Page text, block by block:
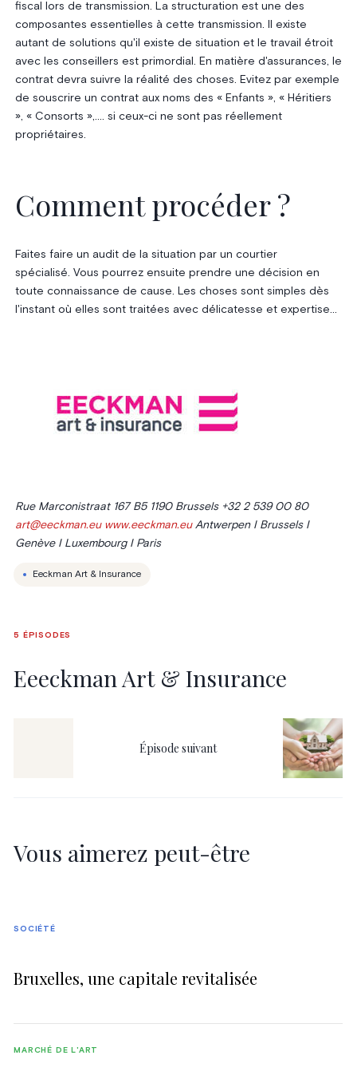
fiscal lors de transmission. La structuration est une des
composantes essentielles à cette transmission. Il existe
autant de solutions qu'il existe de situation et le travail étroit
avec les conseillers est primordial. En matière d'assurances, le
contrat devra suivre la réalité des choses. Evitez par exemple
de souscrire un contrat aux noms des « Enfants », « Héritiers
», « Consorts »,.... si ceux-ci ne sont pas réellement
propriétaires.
Comment procéder ?
Faites faire un audit de la situation par un courtier
spécialisé. Vous pourrez ensuite prendre une décision en
toute connaissance de cause. Les choses sont simples dès
l'instant où elles sont traitées avec délicatesse et expertise...
Rue Marconistraat 167 B5 1190 Brussels +32 2 539 00 80
art@eeckman.eu www.eeckman.eu Antwerpen I Brussels I
Genève I Luxembourg I Paris
Eeckman Art & Insurance
5 ÉPISODES
Eeeckman Art & Insurance
Épisode suivant
02
Vous aimerez peut-être
Bruxelles, une capitale revitalisée
SOCIÉTÉ
MARCHÉ DE L'ART